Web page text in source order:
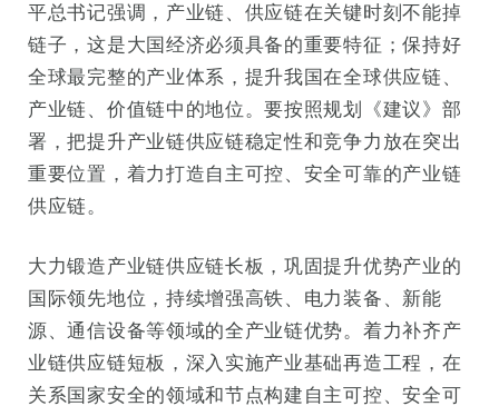
平总书记强调，产业链、供应链在关键时刻不能掉
链子，这是大国经济必须具备的重要特征；保持好
全球最完整的产业体系，提升我国在全球供应链、
产业链、价值链中的地位。要按照规划《建议》部
署，把提升产业链供应链稳定性和竞争力放在突出
重要位置，着力打造自主可控、安全可靠的产业链
供应链。
大力锻造产业链供应链长板，巩固提升优势产业的
国际领先地位，持续增强高铁、电力装备、新能
源、通信设备等领域的全产业链优势。着力补齐产
业链供应链短板，深入实施产业基础再造工程，在
关系国家安全的领域和节点构建自主可控、安全可